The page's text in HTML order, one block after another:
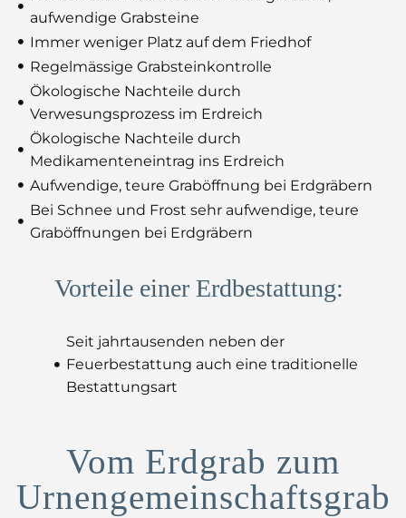
aufwendige Grabsteine
Immer weniger Platz auf dem Friedhof
Regelmässige Grabsteinkontrolle
Ökologische Nachteile durch
Verwesungsprozess im Erdreich
Ökologische Nachteile durch
Medikamenteneintrag ins Erdreich
Aufwendige, teure Graböffnung bei Erdgräbern
Bei Schnee und Frost sehr aufwendige, teure
Graböffnungen bei Erdgräbern
Vorteile einer Erdbestattung:
Seit jahrtausenden neben der
Feuerbestattung auch eine traditionelle
Bestattungsart
Vom Erdgrab zum
Urnengemeinschaftsgrab